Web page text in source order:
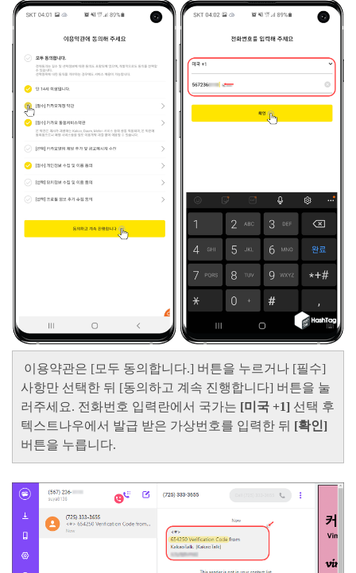
이용약관은 [모두 동의합니다.] 버튼을 누르거나 [필수]
사항만 선택한 뒤 [동의하고 계속 진행합니다] 버튼을 눌
러주세요. 전화번호 입력란에서 국가는 [미국 +1] 선택 후
텍스트나우에서 발급 받은 가상번호를 입력한 뒤 [확인]
버튼을 누릅니다.